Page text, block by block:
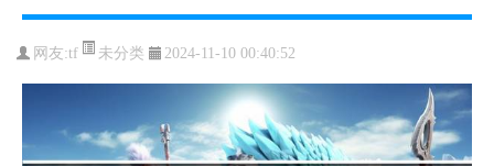
网友:tf 未分类 2024-11-10 00:40:52